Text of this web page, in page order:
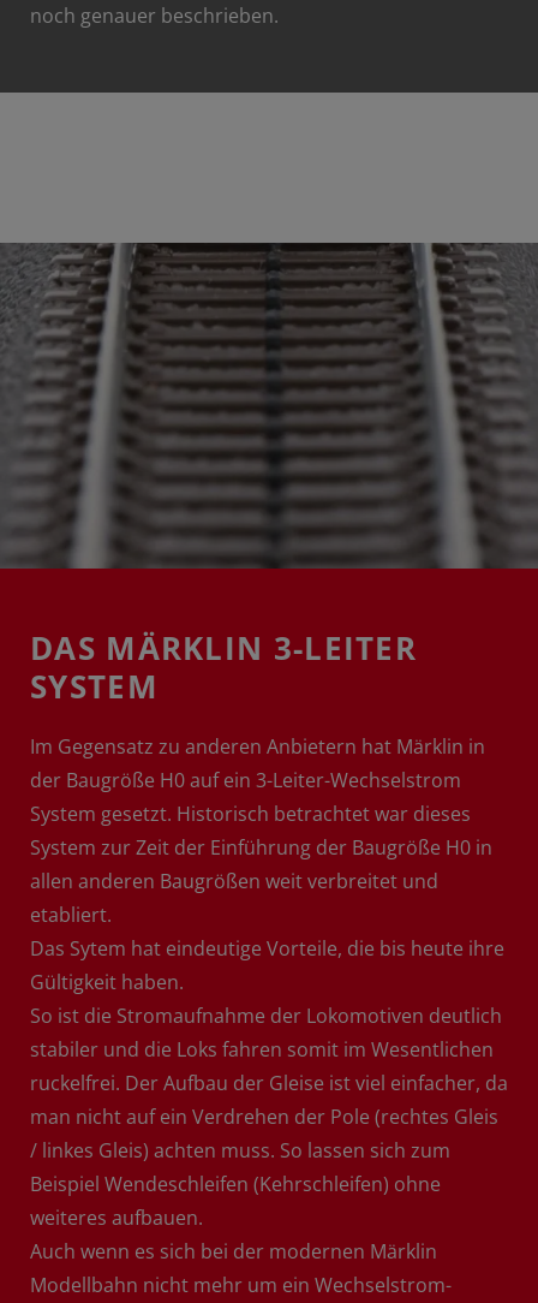
noch genauer beschrieben.
DAS MÄRKLIN 3-LEITER
SYSTEM
Im Gegensatz zu anderen Anbietern hat Märklin in
der Baugröße H0 auf ein 3-Leiter-Wechselstrom
System gesetzt. Historisch betrachtet war dieses
System zur Zeit der Einführung der Baugröße H0 in
allen anderen Baugrößen weit verbreitet und
etabliert.
Das Sytem hat eindeutige Vorteile, die bis heute ihre
Gültigkeit haben.
So ist die Stromaufnahme der Lokomotiven deutlich
stabiler und die Loks fahren somit im Wesentlichen
ruckelfrei. Der Aufbau der Gleise ist viel einfacher, da
man nicht auf ein Verdrehen der Pole (rechtes Gleis
/ linkes Gleis) achten muss. So lassen sich zum
Beispiel Wendeschleifen (Kehrschleifen) ohne
weiteres aufbauen.
Auch wenn es sich bei der modernen Märklin
Modellbahn nicht mehr um ein Wechselstrom-